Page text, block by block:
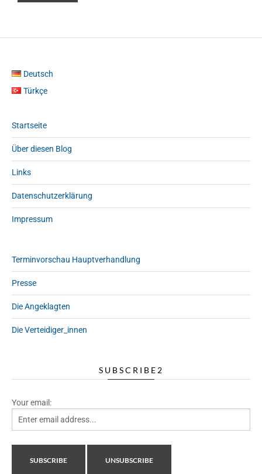
Deutsch
Türkçe
Startseite
Über diesen Blog
Links
Datenschutzerklärung
Impressum
Terminvorschau Hauptverhandlung
Presse
Die Angeklagten
Die Verteidiger_innen
SUBSCRIBE2
Your email: